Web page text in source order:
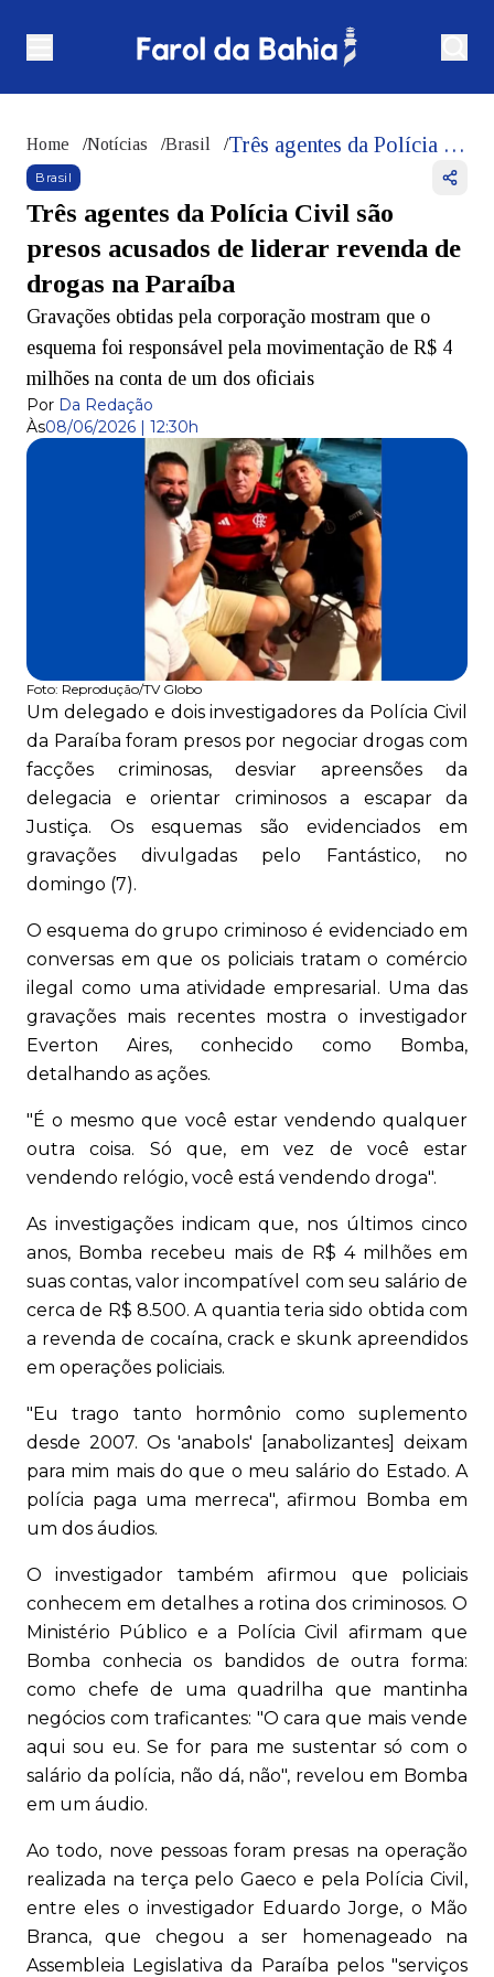
Home /Notícias /Brasil / Três agentes da Polícia Civil são presos acusados de liderar revenda de drogas na Paraíba
Brasil
Três agentes da Polícia Civil são
presos acusados de liderar revenda de
drogas na Paraíba
Gravações obtidas pela corporação mostram que o
esquema foi responsável pela movimentação de R$ 4
milhões na conta de um dos oficiais
Por Da Redação
Às08/06/2026 | 12:30h
Foto: Reprodução/TV Globo
Um delegado e dois investigadores da Polícia Civil
da Paraíba foram presos por negociar drogas com
facções criminosas, desviar apreensões da
delegacia e orientar criminosos a escapar da
Justiça. Os esquemas são evidenciados em
gravações divulgadas pelo Fantástico, no
domingo (7).
O esquema do grupo criminoso é evidenciado em
conversas em que os policiais tratam o comércio
ilegal como uma atividade empresarial. Uma das
gravações mais recentes mostra o investigador
Everton Aires, conhecido como Bomba,
detalhando as ações.
"É o mesmo que você estar vendendo qualquer
outra coisa. Só que, em vez de você estar
vendendo relógio, você está vendendo droga".
As investigações indicam que, nos últimos cinco
anos, Bomba recebeu mais de R$ 4 milhões em
suas contas, valor incompatível com seu salário de
cerca de R$ 8.500. A quantia teria sido obtida com
a revenda de cocaína, crack e skunk apreendidos
em operações policiais.
"Eu trago tanto hormônio como suplemento
desde 2007. Os 'anabols' [anabolizantes] deixam
para mim mais do que o meu salário do Estado. A
polícia paga uma merreca", afirmou Bomba em
um dos áudios.
O investigador também afirmou que policiais
conhecem em detalhes a rotina dos criminosos. O
Ministério Público e a Polícia Civil afirmam que
Bomba conhecia os bandidos de outra forma:
como chefe de uma quadrilha que mantinha
negócios com traficantes: "O cara que mais vende
aqui sou eu. Se for para me sustentar só com o
salário da polícia, não dá, não", revelou em Bomba
em um áudio.
Ao todo, nove pessoas foram presas na operação
realizada na terça pelo Gaeco e pela Polícia Civil,
entre eles o investigador Eduardo Jorge, o Mão
Branca, que chegou a ser homenageado na
Assembleia Legislativa da Paraíba pelos "serviços